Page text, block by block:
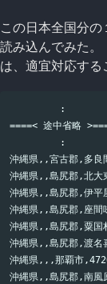
この日本全国分
読み込んでみた。
は、適宜対応する
         :
====< 途中省略
         :
沖縄県,,宮古郡,多良
沖縄県,,島尻郡,北大
沖縄県,,島尻郡,伊平
沖縄県,,島尻郡,座間
沖縄県,,島尻郡,粟国
沖縄県,,島尻郡,渡名
沖縄県,,,那覇市
沖縄県,,島尻郡,南風